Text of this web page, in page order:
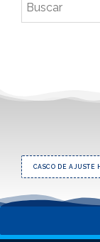
CASCO DE AJUSTE